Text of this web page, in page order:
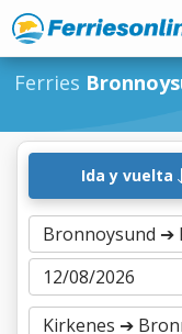
Ferries
Ida y vuelta